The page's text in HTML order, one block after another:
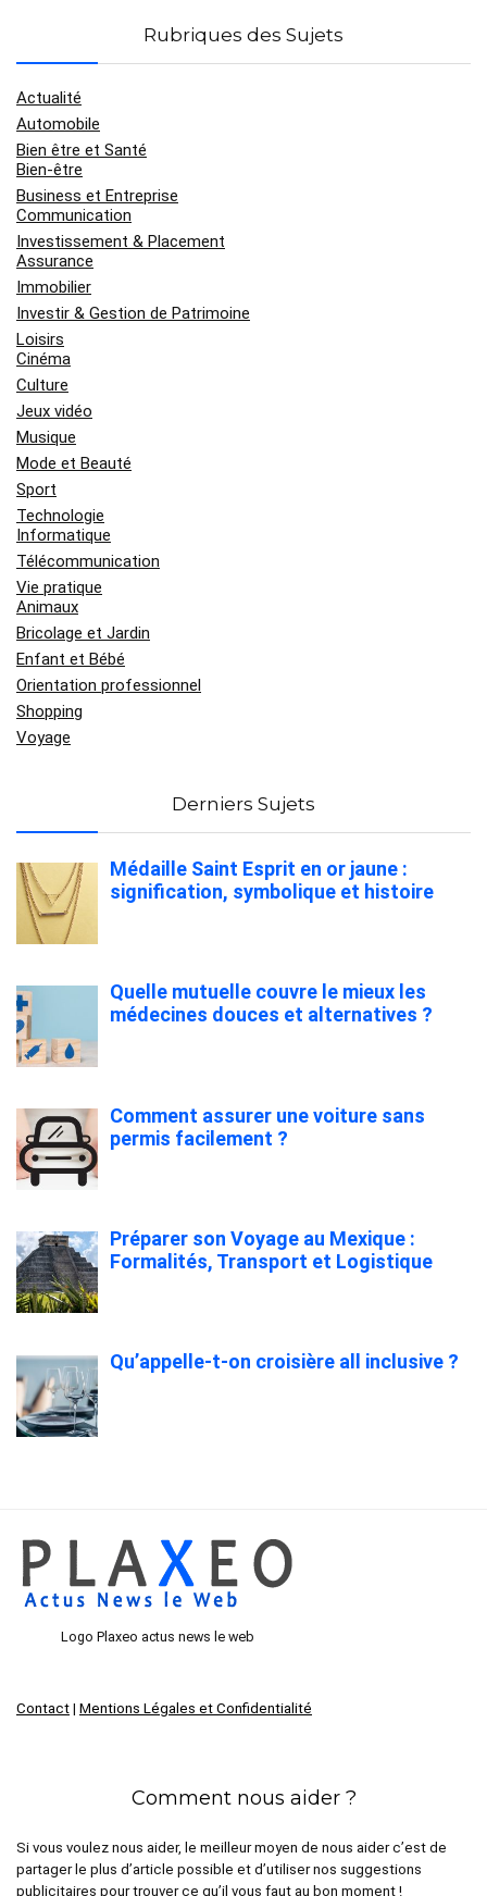
Rubriques des Sujets
Actualité
Automobile
Bien être et Santé
Bien-être
Business et Entreprise
Communication
Investissement & Placement
Assurance
Immobilier
Investir & Gestion de Patrimoine
Loisirs
Cinéma
Culture
Jeux vidéo
Musique
Mode et Beauté
Sport
Technologie
Informatique
Télécommunication
Vie pratique
Animaux
Bricolage et Jardin
Enfant et Bébé
Orientation professionnel
Shopping
Voyage
Derniers Sujets
Médaille Saint Esprit en or jaune :
signification, symbolique et histoire
Quelle mutuelle couvre le mieux les
médecines douces et alternatives ?
Comment assurer une voiture sans
permis facilement ?
Préparer son Voyage au Mexique :
Formalités, Transport et Logistique
Qu’appelle-t-on croisière all inclusive ?
Logo Plaxeo actus news le web
Contact | Mentions Légales et Confidentialité
Comment nous aider ?
Si vous voulez nous aider, le meilleur moyen de nous aider c’est de
partager le plus d’article possible et d’utiliser nos suggestions
publicitaires pour trouver ce qu’il vous faut au bon moment !